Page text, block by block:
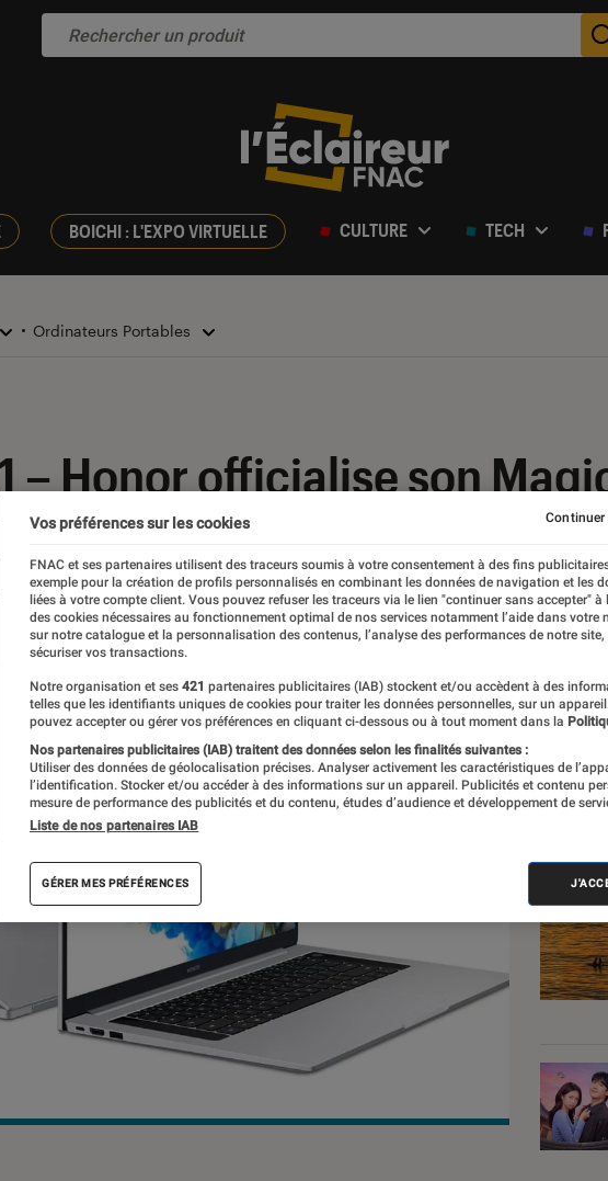
BOICHI : L'EXPO VIRTUELLE CULTURE TECH
Ordinateurs Portables
– Honor officialise son
Intel
Estimbre
Les
Vos préférences sur les cookies
FNAC et ses partenaires utilisent des traceurs soumis à votre consentement à des fins
exemple pour la création de profils personnalisés en combinant les données de navigation et les
liées à votre compte client. Vous pouvez refuser les traceurs via le lien "continuer sans accepter" à
des cookies nécessaires au fonctionnement optimal de nos services notamment l’aide dans votre
sur notre catalogue et la personnalisation des contenus, l’analyse des performances de notre
sécuriser vos transactions.
Notre organisation et ses 421 partenaires publicitaires (IAB) stockent et/ou accèdent à des
telles que les identifiants uniques de cookies pour traiter les données personnelles, sur un
pouvez accepter ou gérer vos préférences en cliquant ci-dessous ou à tout moment dans la
Nos partenaires publicitaires (IAB) traitent des données selon les finalités suivantes :
Utiliser des données de géolocalisation précises. Analyser activement les caractéristiques de
l’identification. Stocker et/ou accéder à des informations sur un appareil. Publicités et contenu
mesure de performance des publicités et du contenu, études d’audience et développement de
Liste de nos partenaires IAB
GÉRER MES PRÉFÉRENCES
Continuer